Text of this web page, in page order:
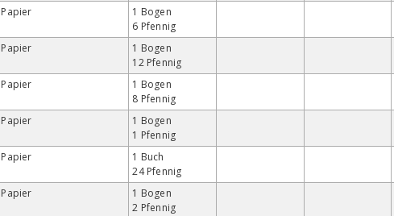
Papier
1 Bogen
6 Pfennig
Papier
1 Bogen
12 Pfennig
Papier
1 Bogen
8 Pfennig
Papier
1 Bogen
1 Pfennig
Papier
1 Buch
24 Pfennig
Papier
1 Bogen
2 Pfennig